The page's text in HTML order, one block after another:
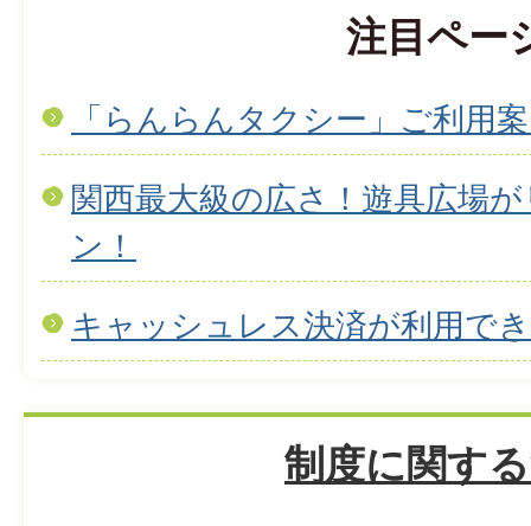
注目ペー
「らんらんタクシー」ご利用
関西最大級の広さ！遊具広場
ン！
キャッシュレス決済が利用で
制度に関す